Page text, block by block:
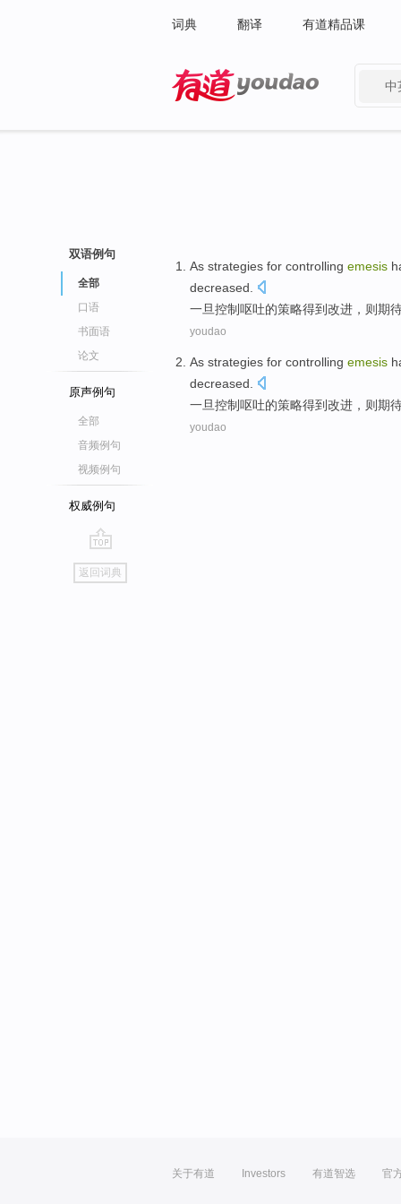
词典 翻译 有道精品课
中
双语例句
全部
口语
书面语
论文
原声例句
全部
音频例句
视频例句
权威例句
go
top
返回词典
As strategies for controlling emesis
decreased.
一旦控制呕吐的策略得到改进，则期
youdao
As strategies for controlling emesis
decreased.
一旦控制呕吐的策略得到改进，则期
youdao
关于有道 Investors 有道智选 官